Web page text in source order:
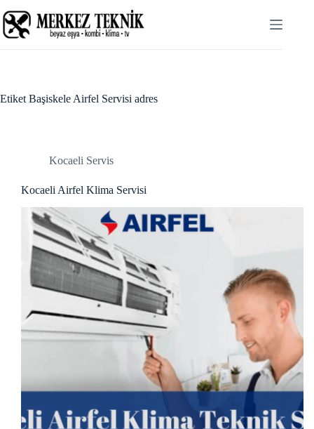
panel
panel
panel
panel
panel
panel
to
content
Etiket Başiskele Airfel Servisi adres
Kocaeli Servis
Kocaeli Airfel Klima Servisi